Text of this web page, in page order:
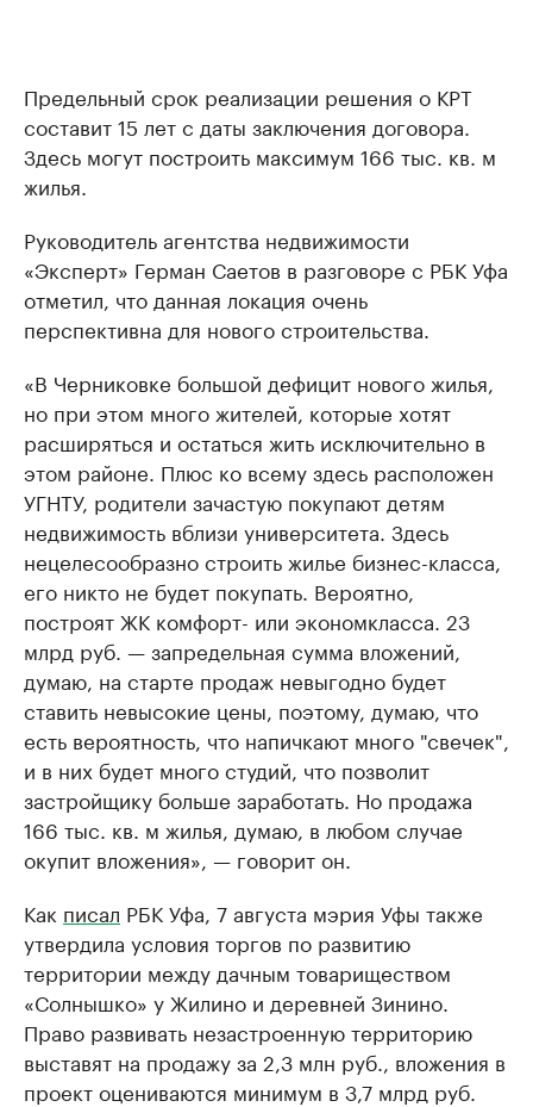
Предельный срок реализации решения о КРТ
составит 15 лет с даты заключения договора.
Здесь могут построить максимум 166 тыс. кв. м
жилья.
Руководитель агентства недвижимости
«Эксперт» Герман Саетов в разговоре с РБК Уфа
отметил, что данная локация очень
перспективна для нового строительства.
«В Черниковке большой дефицит нового жилья,
но при этом много жителей, которые хотят
расширяться и остаться жить исключительно в
этом районе. Плюс ко всему здесь расположен
УГНТУ, родители зачастую покупают детям
недвижимость вблизи университета. Здесь
нецелесообразно строить жилье бизнес-класса,
его никто не будет покупать. Вероятно,
построят ЖК комфорт- или экономкласса. 23
млрд руб. — запредельная сумма вложений,
думаю, на старте продаж невыгодно будет
ставить невысокие цены, поэтому, думаю, что
есть вероятность, что напичкают много "свечек",
и в них будет много студий, что позволит
застройщику больше заработать. Но продажа
166 тыс. кв. м жилья, думаю, в любом случае
окупит вложения», — говорит он.
Как писал РБК Уфа, 7 августа мэрия Уфы также
утвердила условия торгов по развитию
территории между дачным товариществом
«Солнышко» у Жилино и деревней Зинино.
Право развивать незастроенную территорию
выставят на продажу за 2,3 млн руб., вложения в
проект оцениваются минимум в 3,7 млрд руб.